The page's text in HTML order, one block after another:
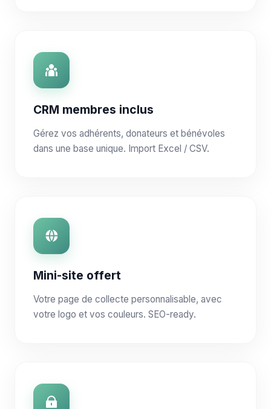
CRM membres inclus
Gérez vos adhérents, donateurs et bénévoles
dans une base unique. Import Excel / CSV.
Mini-site offert
Votre page de collecte personnalisable, avec
votre logo et vos couleurs. SEO-ready.